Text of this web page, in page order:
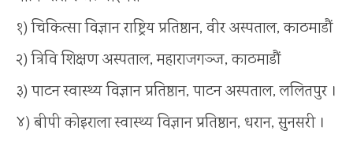
१) चिकित्सा विज्ञान राष्ट्रिय प्रतिष्ठान, वीर अस्पताल, काठमाडौं
२) त्रिवि शिक्षण अस्पताल, महाराजगञ्ज, काठमाडौं
३) पाटन स्वास्थ्य विज्ञान प्रतिष्ठान, पाटन अस्पताल, ललितपुर ।
४) बीपी कोइराला स्वास्थ्य विज्ञान प्रतिष्ठान, धरान, सुनसरी ।